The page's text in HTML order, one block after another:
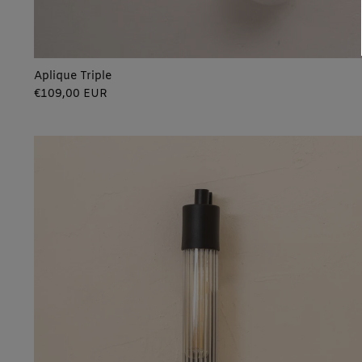
Aplique Triple
Precio
€109,00 EUR